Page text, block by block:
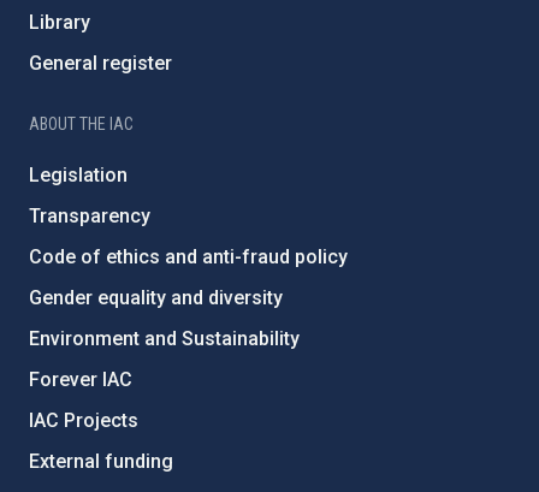
Library
General register
ABOUT THE IAC
Legislation
Transparency
Code of ethics and anti-fraud policy
Gender equality and diversity
Environment and Sustainability
Forever IAC
IAC Projects
External funding